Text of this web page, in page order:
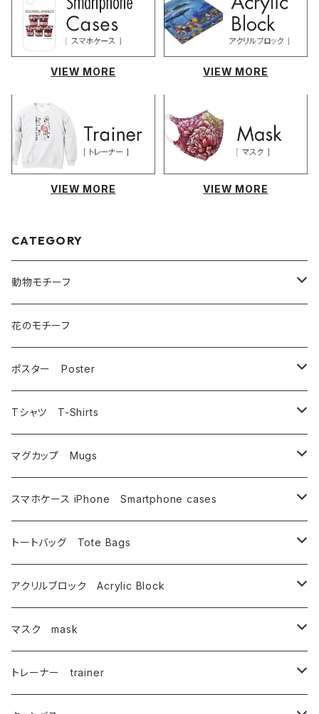
VIEW MORE VIEW MORE
VIEW MORE VIEW MORE
CATEGORY
動物モチーフ
猫
犬
うさぎ
鳥
イルカ・金魚
その他
花のモチーフ
ポスター Poster
相浦 裕
いけのよしこ
坂野 真子
タムチンキ王国
武藤満美子
Tシャツ T-Shirts
フルグラフィック昇華転写
相浦裕
唄西繭子
インクジェットプリント
相浦 裕
唄西繭子
マグカップ Mugs
相浦 裕
蟹江隆広
谷口由佳
とやまきこ
細川倫子
スマホケース iPhone Smartphone cases
相浦 裕
唄西繭子
トートバッグ Tote Bags
相浦 裕
唄西繭子
武藤満美子
アクリルブロック Acrylic Block
蟹江隆広
唄西繭子
マスク mask
相浦 裕
トレーナー trainer